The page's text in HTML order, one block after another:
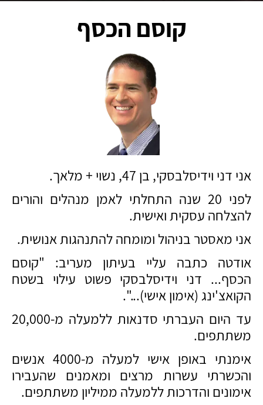
קוסם הכסף
אני דני וידיסלבסקי, בן 47, נשוי + מלאך.
לפני 20 שנה התחלתי לאמן מנהלים והורים
להצלחה עסקית ואישית.
אני מאסטר בניהול ומומחה להתנהגות אנושית.
אודטה כתבה עליי בעיתון מעריב: "קוסם
הכסף... דני וידיסלבסקי פשוט עילוי בשטח
הקואצ'ינג (אימון אישי)...".
עד היום העברתי סדנאות ללמעלה מ-20,000
משתתפים.
אימנתי באופן אישי למעלה מ-4000 אנשים
והכשרתי עשרות מרצים ומאמנים שהעבירו
אימונים והדרכות ללמעלה ממיליון משתתפים.